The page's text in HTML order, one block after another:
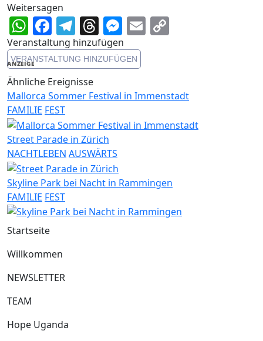
Weitersagen
WhatsApp
Facebook
Telegram
Threads
Messenger
Email
Veranstaltung hinzufügen
VERANSTALTUNG HINZUFÜGEN
ANZEIGE
Ähnliche Ereignisse
Mallorca Sommer Festival in Immenstadt
FAMILIE FEST
Street Parade in Zürich
NACHTLEBEN AUSWÄRTS
Skyline Park bei Nacht in Rammingen
FAMILIE FEST
Startseite
Willkommen
NEWSLETTER
TEAM
Hope Uganda